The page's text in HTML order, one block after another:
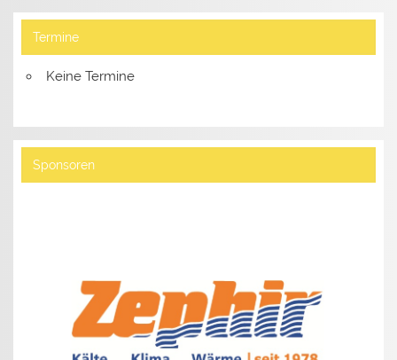
Termine
Keine Termine
Sponsoren